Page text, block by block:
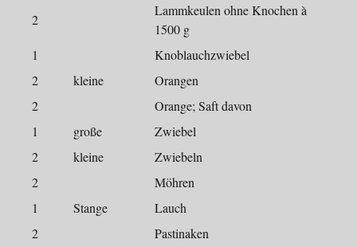
2
Lammkeulen ohne Knochen à
1500 g
1
Knoblauchzwiebel
2
kleine
Orangen
2
Orange; Saft davon
1
große
Zwiebel
2
kleine
Zwiebeln
2
Möhren
1
Stange
Lauch
2
Pastinaken